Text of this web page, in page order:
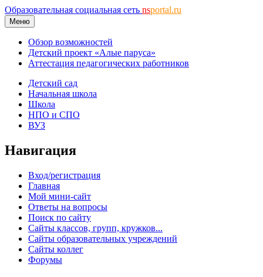
Образовательная социальная сеть nsportal.ru
Меню
Обзор возможностей
Детский проект «Алые паруса»
Аттестация педагогических работников
Детский сад
Начальная школа
Школа
НПО и СПО
ВУЗ
Навигация
Вход/регистрация
Главная
Мой мини-сайт
Ответы на вопросы
Поиск по сайту
Сайты классов, групп, кружков...
Сайты образовательных учреждений
Сайты коллег
Форумы